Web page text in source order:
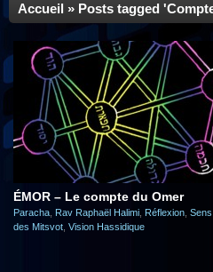
Accueil » Posts tagged
ÉMOR – Le compte du Omer
Paracha Rav Raphaël Halimi Réflexion Sens
des Mitsvot Vision Hassidique